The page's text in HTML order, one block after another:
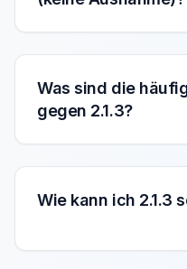
Was sind die
gegen 2.1.3?
Wie kann ich 2.1.3